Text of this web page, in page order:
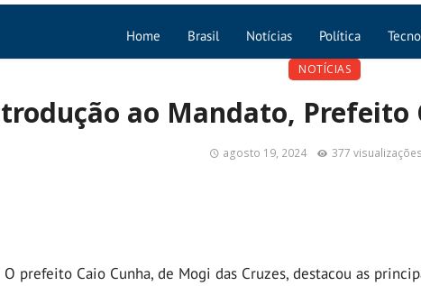
Home Brasil Notícias Política
NOTÍCIAS
ao Mandato, Prefeito
agosto 19, 2024 377 visualizações
O prefeito Caio Cunha, de Mogi das Cruzes, destacou as